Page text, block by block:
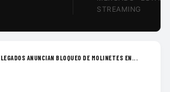
STREAMING
ANUNCIAN BLOQUEO DE MOLINETES EN...